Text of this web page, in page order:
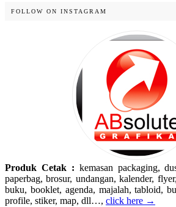
FOLLOW ON INSTAGRAM
Produk Cetak : kemasan packaging,
paperbag, brosur, undangan, kalender,
buku, booklet, agenda, majalah, tabloid,
profile, stiker, map, dll…, click here →